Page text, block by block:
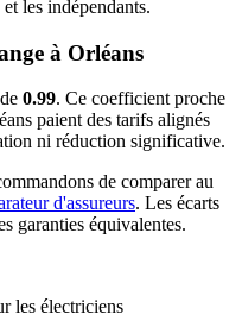
les indépendants.
à Orléans
0.99. Ce coefficient proche
paient des tarifs alignés
ni réduction significative.
de comparer au
d'assureurs. Les écarts
garanties équivalentes.
les électriciens